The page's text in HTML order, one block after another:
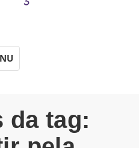
da tag: